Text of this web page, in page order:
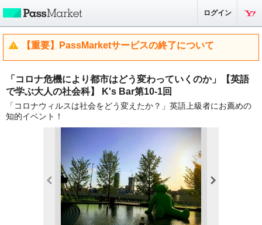
ログイン
【重要】PassMarketサービスの終了について
「コロナ危機により都市はどう変わっていくのか」【英語
で学ぶ大人の社会科】 K's Bar第10-1回
「コロナウィルスは社会をどう変えたか？」英語上級者にお薦めの
知的イベント！